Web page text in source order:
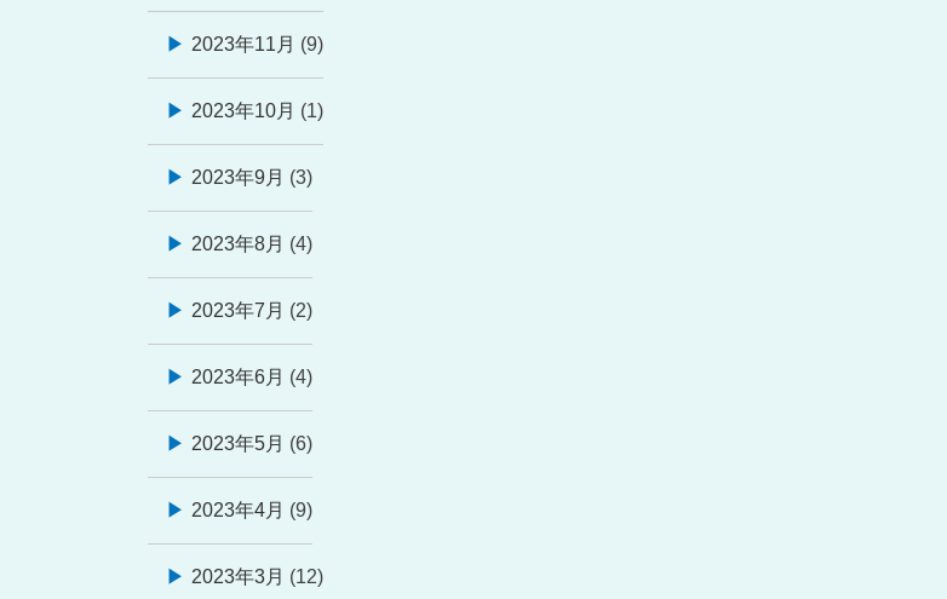
2023年11月 (9)
2023年10月 (1)
2023年9月 (3)
2023年8月 (4)
2023年7月 (2)
2023年6月 (4)
2023年5月 (6)
2023年4月 (9)
2023年3月 (12)